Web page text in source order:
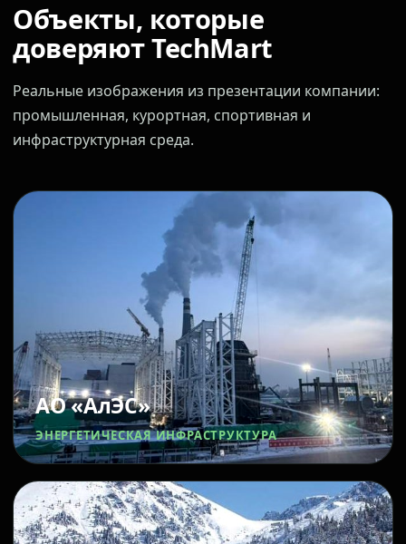
Объекты, которые
доверяют TechMart
Реальные изображения из презентации компании:
промышленная, курортная, спортивная и
инфраструктурная среда.
АО «АлЭС»
ЭНЕРГЕТИЧЕСКАЯ ИНФРАСТРУКТУРА